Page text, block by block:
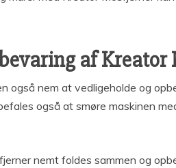
af Kreator
også nem at vedligeholde og
også at smøre maskinen
nemt foldes sammen og